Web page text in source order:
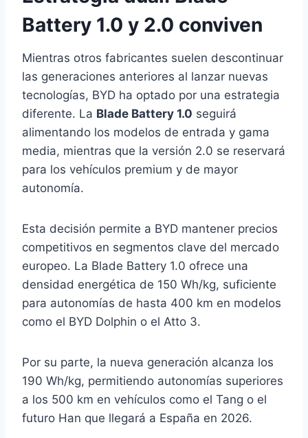
Battery 1.0 y 2.0 conviven
Mientras otros fabricantes suelen descontinuar
las generaciones anteriores al lanzar nuevas
tecnologías, BYD ha optado por una estrategia
diferente. La Blade Battery 1.0 seguirá
alimentando los modelos de entrada y gama
media, mientras que la versión 2.0 se reservará
para los vehículos premium y de mayor
autonomía.
Esta decisión permite a BYD mantener precios
competitivos en segmentos clave del mercado
europeo. La Blade Battery 1.0 ofrece una
densidad energética de 150 Wh/kg, suficiente
para autonomías de hasta 400 km en modelos
como el BYD Dolphin o el Atto 3.
Por su parte, la nueva generación alcanza los
190 Wh/kg, permitiendo autonomías superiores
a los 500 km en vehículos como el Tang o el
futuro Han que llegará a España en 2026.